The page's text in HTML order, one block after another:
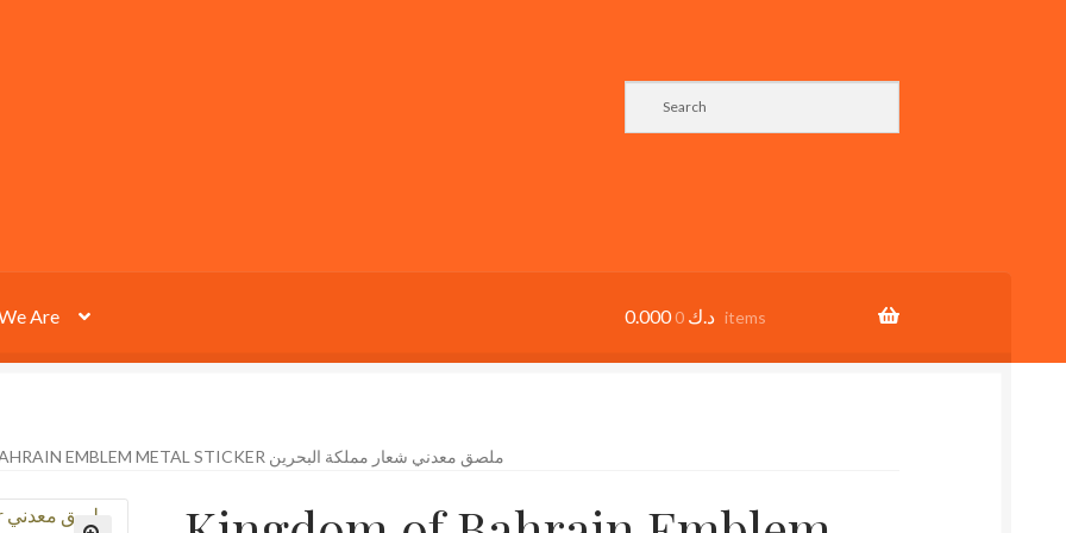
Are 0.000 د.ك 0 items
KINGDOM OF BAHRAIN EMBLEM METAL STICKER ملصق معدني شعار مملكة البحرين